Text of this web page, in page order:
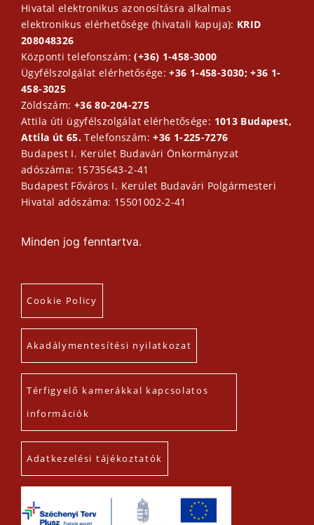
Hivatal elektronikus azonosításra alkalmas
elektronikus elérhetősége (hivatali kapuja): KRID
208048326
Központi telefonszám:(+36) 1-458-3000
Ügyfélszolgálat elérhetősége:+36 1-458-3030; +36 1-
458-3025
Zöldszám: +36 80-204-275
Attila úti ügyfélszolgálat elérhetősége: 1013 Budapest,
Attila út 65.Telefonszám:+36 1-225-7276
Budapest I. Kerület Budavári Önkormányzat
adószáma: 15735643-2-41
Budapest Főváros I. Kerület Budavári Polgármesteri
Hivatal adószáma: 15501002-2-41
Minden jog fenntartva.
Cookie Policy
Akadálymentesítési nyilatkozat
Térfigyelő kamerákkal kapcsolatos
információk
Adatkezelési tájékoztatók